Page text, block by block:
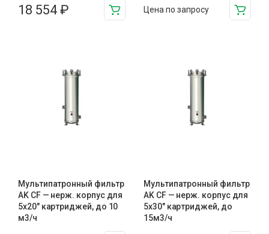
18 554 ₽ Цена по запросу
Мультипатронный фильтр
AK CF — нерж. корпус для
5х20″ картриджей, до 10
м3/ч
Мультипатронный фильтр
AK CF — нерж. корпус для
5х30″ картриджей, до
15м3/ч